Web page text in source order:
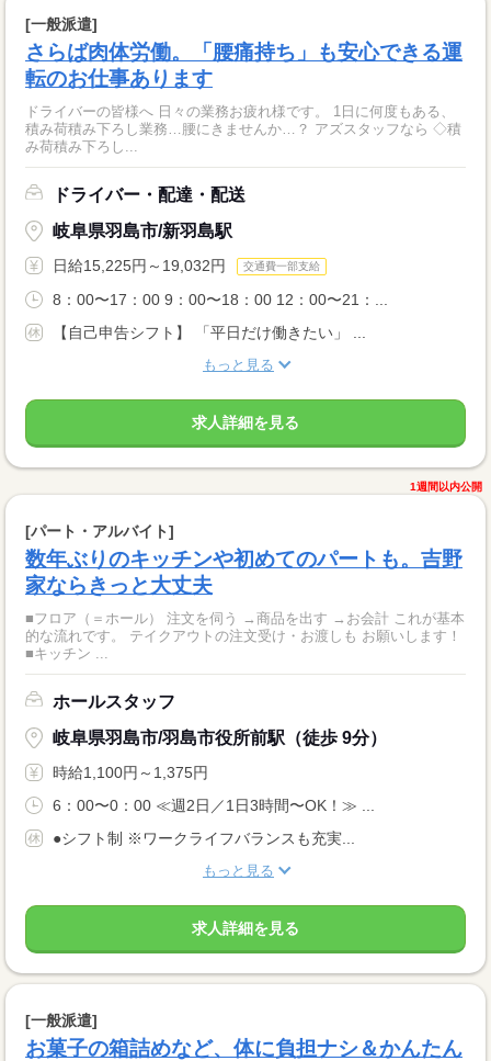
[一般派遣]
さらば肉体労働。「腰痛持ち」も安心できる運
転のお仕事あります
ドライバーの皆様へ 日々の業務お疲れ様です。 1日に何度もある、
積み荷積み下ろし業務…腰にきませんか…？ アズスタッフなら ◇積
み荷積み下ろし...
ドライバー・配達・配送
岐阜県羽島市/新羽島駅
日給15,225円～19,032円 交通費一部支給
8：00〜17：00 9：00〜18：00 12：00〜21：...
【自己申告シフト】 「平日だけ働きたい」 ...
もっと見る
求人詳細を見る
1週間以内公開
[パート・アルバイト]
数年ぶりのキッチンや初めてのパートも。吉野
家ならきっと大丈夫
■フロア（＝ホール） 注文を伺う →商品を出す →お会計 これが基本
的な流れです。 テイクアウトの注文受け・お渡しも お願いします！
■キッチン ...
ホールスタッフ
岐阜県羽島市/羽島市役所前駅（徒歩 9分）
時給1,100円～1,375円
6：00〜0：00 ≪週2日／1日3時間〜OK！≫ ...
●シフト制 ※ワークライフバランスも充実...
もっと見る
求人詳細を見る
[一般派遣]
お菓子の箱詰めなど、体に負担ナシ＆かんたん